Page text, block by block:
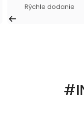
Rýchle dodanie